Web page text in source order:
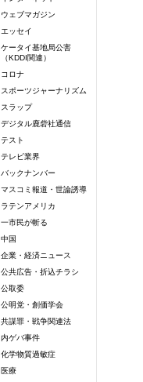
ウェブマガジン
エッセイ
ケータイ基地局公害
（KDDI関連）
コロナ
スポーツジャーナリズム
スラップ
デジタル鹿砦社通信
テスト
テレビ業界
バックナンバー
マスコミ報道・世論誘導
ラテンアメリカ
一市民が斬る
中国
企業・経済ニュース
公共広告・折込チラシ
公取委
公明党・創価学会
共謀罪・戦争関連法
内ゲバ事件
化学物質過敏症
医療